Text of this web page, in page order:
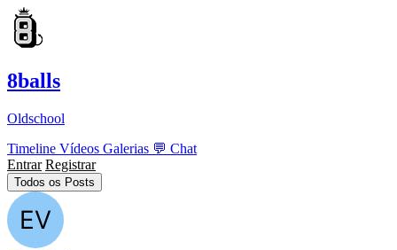
8balls
Oldschool
Timeline Vídeos Galerias 💬 Chat
Entrar Registrar
Todos os Posts